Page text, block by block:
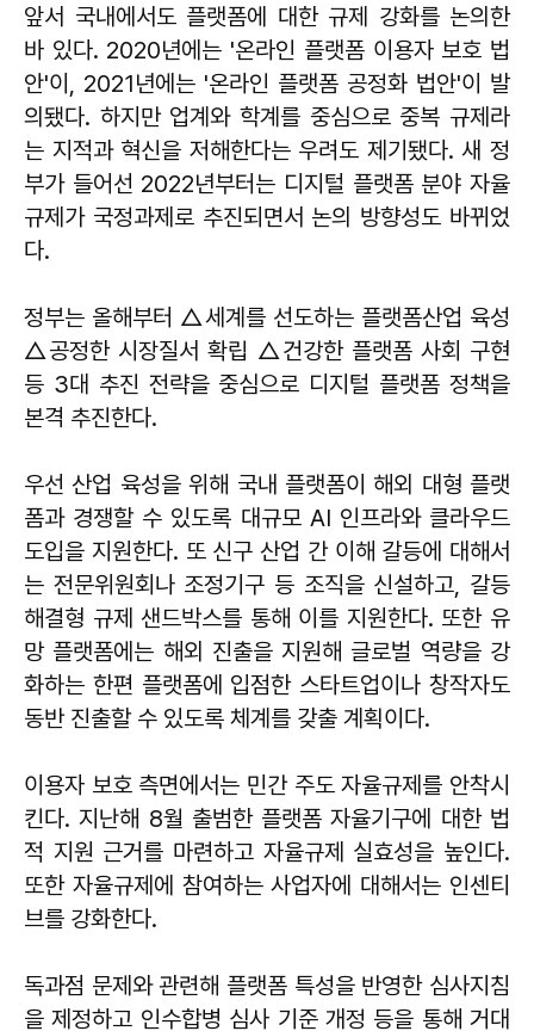
앞서 국내에서도 플랫폼에 대한 규제 강화를 논의한
바 있다. 2020년에는 '온라인 플랫폼 이용자 보호 법
안'이, 2021년에는 '온라인 플랫폼 공정화 법안'이 발
의됐다. 하지만 업계와 학계를 중심으로 중복 규제라
는 지적과 혁신을 저해한다는 우려도 제기됐다. 새 정
부가 들어선 2022년부터는 디지털 플랫폼 분야 자율
규제가 국정과제로 추진되면서 논의 방향성도 바뀌었
다.
정부는 올해부터 △세계를 선도하는 플랫폼산업 육성
△공정한 시장질서 확립 △건강한 플랫폼 사회 구현
등 3대 추진 전략을 중심으로 디지털 플랫폼 정책을
본격 추진한다.
우선 산업 육성을 위해 국내 플랫폼이 해외 대형 플랫
폼과 경쟁할 수 있도록 대규모 AI 인프라와 클라우드
도입을 지원한다. 또 신구 산업 간 이해 갈등에 대해서
는 전문위원회나 조정기구 등 조직을 신설하고, 갈등
해결형 규제 샌드박스를 통해 이를 지원한다. 또한 유
망 플랫폼에는 해외 진출을 지원해 글로벌 역량을 강
화하는 한편 플랫폼에 입점한 스타트업이나 창작자도
동반 진출할 수 있도록 체계를 갖출 계획이다.
이용자 보호 측면에서는 민간 주도 자율규제를 안착시
킨다. 지난해 8월 출범한 플랫폼 자율기구에 대한 법
적 지원 근거를 마련하고 자율규제 실효성을 높인다.
또한 자율규제에 참여하는 사업자에 대해서는 인센티
브를 강화한다.
독과점 문제와 관련해 플랫폼 특성을 반영한 심사지침
을 제정하고 인수합병 심사 기준 개정 등을 통해 거대